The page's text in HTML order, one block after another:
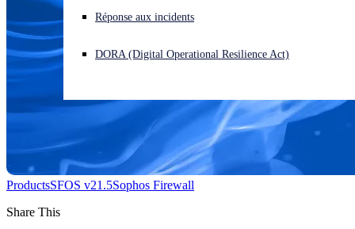
Réponse aux incidents
DORA (Digital Operational Resilience Act)
ProductsSFOS v21.5Sophos Firewall
Share This